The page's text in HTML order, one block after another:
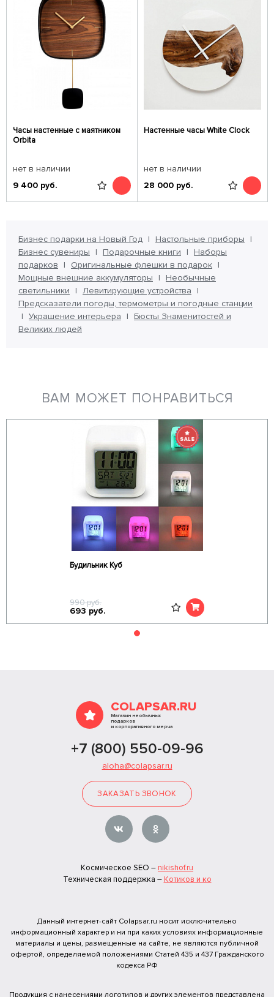
Часы настенные с маятником
Orbita
нет в наличии
9 400 руб.
Настенные часы White Clock
нет в наличии
28 000 руб.
Бизнес подарки на Новый Год
Настольные приборы
Бизнес сувениры
Подарочные книги
Наборы
подарков
Оригинальные флешки в подарок
Мощные внешние аккумуляторы
Необычные
светильники
Левитирующие устройства
Предсказатели погоды, термометры и погодные станции
Украшение интерьера
Бюсты Знаменитостей и
Великих людей
ВАМ МОЖЕТ ПОНРАВИТЬСЯ
Будильник Куб
990руб.
693 руб.
COLAPSAR.RU
Магазин необычных
подарков
и корпоративного мерча
+7 (800) 550-09-96
aloha@colapsar.ru
ЗАКАЗАТЬ ЗВОНОК
Космическое SEO – nikishof.ru
Техническая поддержка – Котиков и ко
Данный интернет-сайт Colapsar.ru носит исключительно
информационный характер и ни при каких условиях информационные
материалы и цены, размещенные на сайте, не являются публичной
офертой, определяемой положениями Статей 435 и 437 Гражданского
кодекса РФ
Продукция с нанесениями логотипов и других элементов представлена